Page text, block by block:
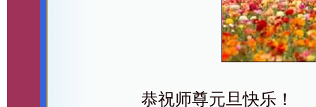
恭祝师尊元旦快乐！